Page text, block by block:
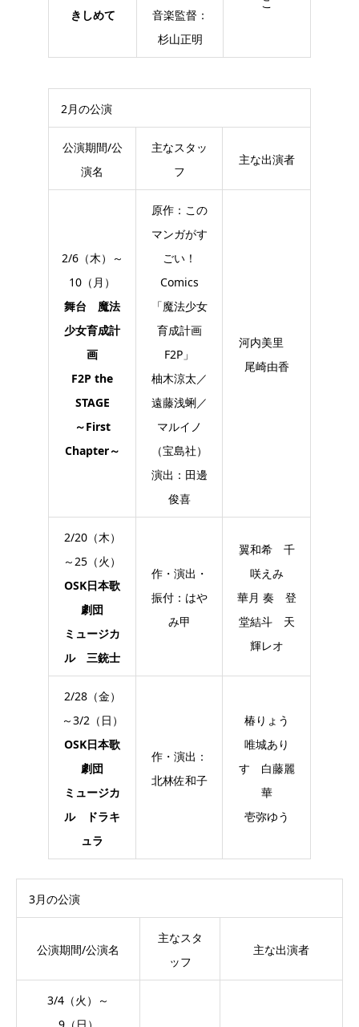
きしめて
音楽監督：
杉山正明
2月の公演
公演期間/公
演名
主なスタッ
フ
主な出演者
2/6（木）～
10（月）
舞台 魔法
少女育成計
画
F2P the
STAGE
～First
Chapter～
原作：この
マンガがす
ごい！
Comics
「魔法少女
育成計画
F2P」
柚木涼太／
遠藤浅蜊／
マルイノ
（宝島社）
演出：田邊
俊喜
河内美里
尾崎由香
2/20（木）
～25（火）
OSK日本歌
劇団
ミュージカ
ル 三銃士
作・演出・
振付：はや
み甲
翼和希 千
咲えみ
華月 奏 登
堂結斗 天
輝レオ
2/28（金）
～3/2（日）
OSK日本歌
劇団
ミュージカ
ル ドラキ
ュラ
作・演出：
北林佐和子
椿りょう
唯城あり
す 白藤麗
華
壱弥ゆう
3月の公演
公演期間/公演名
主なスタ
ッフ
主な出演者
3/4（火）～